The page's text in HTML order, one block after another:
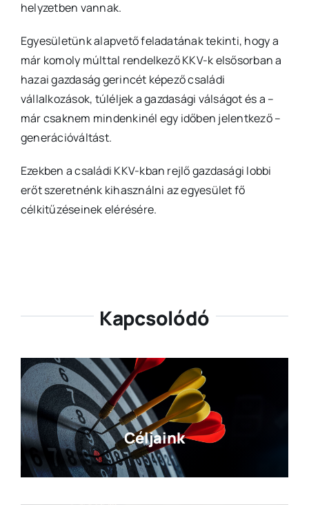
helyzetben vannak.
Egyesületünk alapvető feladatának tekinti, hogy a
már komoly múlttal rendelkező KKV-k elsősorban a
hazai gazdaság gerincét képező családi
vállalkozások, túléljek a gazdasági válságot és a –
már csaknem mindenkinél egy időben jelentkező –
generációváltást.
Ezekben a családi KKV-kban rejlő gazdasági lobbi
erőt szeretnénk kihasználni az egyesület fő
célkitűzéseinek elérésére.
Kapcsolódó
Céljaink